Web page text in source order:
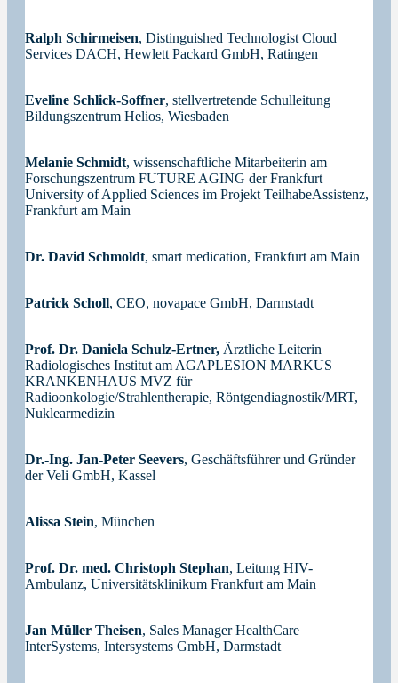
Ralph Schirmeisen, Distinguished Technologist Cloud
Services DACH, Hewlett Packard GmbH, Ratingen
Eveline Schlick-Soffner, stellvertretende Schulleitung
Bildungszentrum Helios, Wiesbaden
Melanie Schmidt, wissenschaftliche Mitarbeiterin am
Forschungszentrum FUTURE AGING der Frankfurt
University of Applied Sciences im Projekt TeilhabeAssistenz,
Frankfurt am Main
Dr. David Schmoldt, smart medication, Frankfurt am Main
Patrick Scholl, CEO, novapace GmbH, Darmstadt
Prof. Dr. Daniela Schulz-Ertner, Ärztliche Leiterin
Radiologisches Institut am AGAPLESION MARKUS
KRANKENHAUS MVZ für
Radioonkologie/Strahlentherapie, Röntgendiagnostik/MRT,
Nuklearmedizin
Dr.-Ing. Jan-Peter Seevers, Geschäftsführer und Gründer
der Veli GmbH, Kassel
Alissa Stein, München
Prof. Dr. med. Christoph Stephan, Leitung HIV-
Ambulanz, Universitätsklinikum Frankfurt am Main
Jan Müller Theisen, Sales Manager HealthCare
InterSystems, Intersystems GmbH, Darmstadt